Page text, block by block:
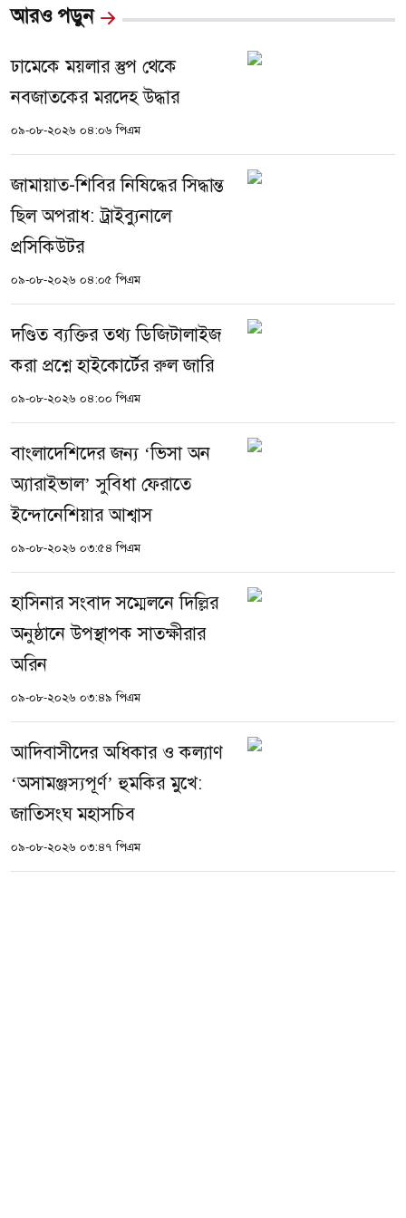
আরও পড়ুন
ঢামেকে ময়লার স্তুপ থেকে
নবজাতকের মরদেহ উদ্ধার
০৯-০৮-২০২৬ ০৪:০৬ পিএম
জামায়াত-শিবির নিষিদ্ধের সিদ্ধান্ত
ছিল অপরাধ: ট্রাইব্যুনালে
প্রসিকিউটর
০৯-০৮-২০২৬ ০৪:০৫ পিএম
দণ্ডিত ব্যক্তির তথ্য ডিজিটালাইজ
করা প্রশ্নে হাইকোর্টের রুল জারি
০৯-০৮-২০২৬ ০৪:০০ পিএম
বাংলাদেশিদের জন্য ‘ভিসা অন
অ্যারাইভাল’ সুবিধা ফেরাতে
ইন্দোনেশিয়ার আশ্বাস
০৯-০৮-২০২৬ ০৩:৫৪ পিএম
হাসিনার সংবাদ সম্মেলনে দিল্লির
অনুষ্ঠানে উপস্থাপক সাতক্ষীরার
অরিন
০৯-০৮-২০২৬ ০৩:৪৯ পিএম
আদিবাসীদের অধিকার ও কল্যাণ
‘অসামঞ্জস্যপূর্ণ’ হুমকির মুখে:
জাতিসংঘ মহাসচিব
০৯-০৮-২০২৬ ০৩:৪৭ পিএম